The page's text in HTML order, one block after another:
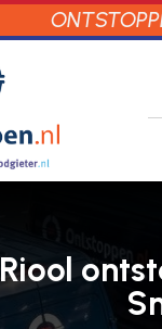
Riool